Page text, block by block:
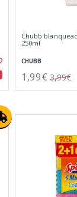
Chubb
250ml
CHUBB
1,99€ 3,99€